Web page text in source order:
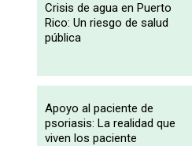
Crisis de agua en Puerto
Rico: Un riesgo de salud
pública
Apoyo al paciente de
psoriasis: La realidad que
viven los paciente